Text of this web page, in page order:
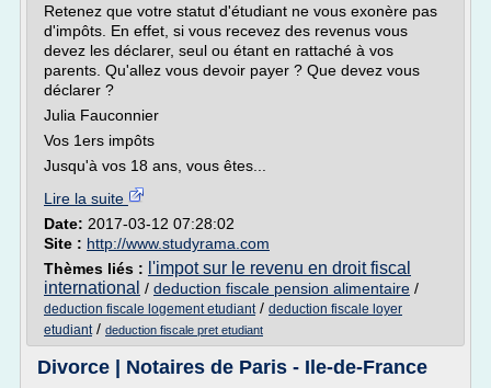
Retenez que votre statut d'étudiant ne vous exonère pas
d'impôts. En effet, si vous recevez des revenus vous
devez les déclarer, seul ou étant en rattaché à vos
parents. Qu'allez vous devoir payer ? Que devez vous
déclarer ?
Julia Fauconnier
Vos 1ers impôts
Jusqu'à vos 18 ans, vous êtes...
Lire la suite
Date: 2017-03-12 07:28:02
Site : http://www.studyrama.com
Thèmes liés : l'impot sur le revenu en droit fiscal
international / deduction fiscale pension alimentaire /
deduction fiscale logement etudiant/ deduction fiscale loyer
etudiant/ deduction fiscale pret etudiant
Divorce | Notaires de Paris - Ile-de-France